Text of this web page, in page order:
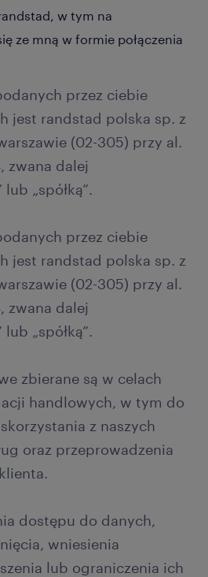
w tym na
ze mną w formie połączenia
przez ciebie
jest randstad polska sp. z
(02-305) przy al.
zwana dalej
„spółką”.
przez ciebie
jest randstad polska sp. z
(02-305) przy al.
zwana dalej
„spółką”.
zbierane są w celach
handlowych, w tym do
z naszych
oraz przeprowadzenia
dostępu do danych,
wniesienia
lub ograniczenia ich